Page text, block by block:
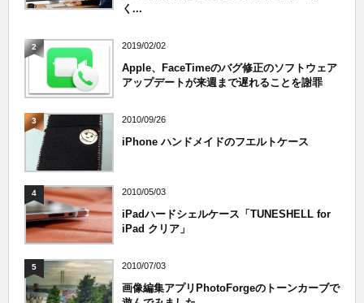
く...
2 2019/02/02
Apple、FaceTimeのバグ修正のソフトウェア
アップデートが来週まで遅れることを謝罪
3 2010/09/26
iPhone ハンドメイドのフエルトケース
4 2010/05/03
iPadハードシェルケース「TUNESHELL for
iPad クリア」
5 2010/07/03
画像編集アプリPhotoForgeのトーンカーブで